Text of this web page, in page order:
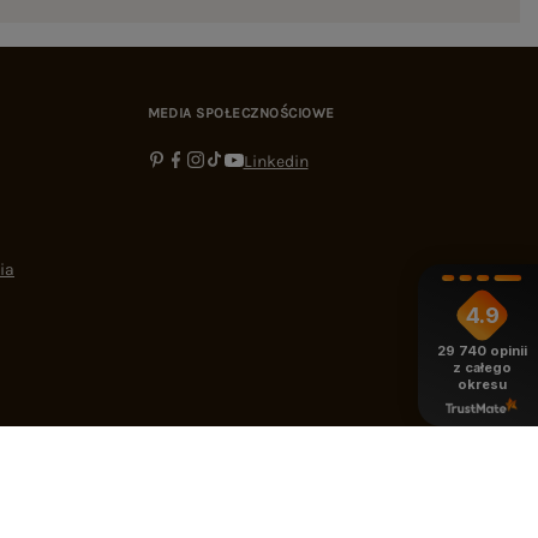
MEDIA SPOŁECZNOŚCIOWE
Linkedin
4.9
29 740 opinii
z całego
okresu